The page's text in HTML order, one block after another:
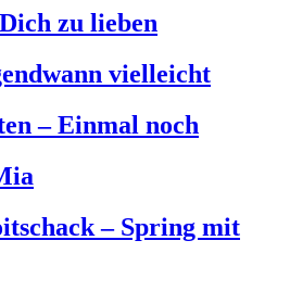
zu lieben
vielleicht
– Einmal noch
– Spring mit